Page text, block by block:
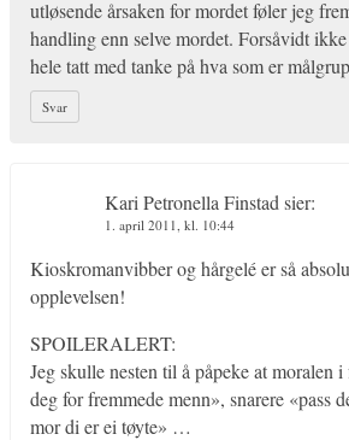
utløsende årsaken for mordet føler jeg
handling enn selve mordet. Forsåvidt
hele tatt med tanke på hva som er
Svar
Kari Petronella Finstad sier:
1. april 2011, kl. 10:44
Kioskromanvibber og hårgelé er så
opplevelsen!
SPOILERALERT:
Jeg skulle nesten til å påpeke at moralen
deg for fremmede menn», snarere «pass
mor di er ei tøyte» …